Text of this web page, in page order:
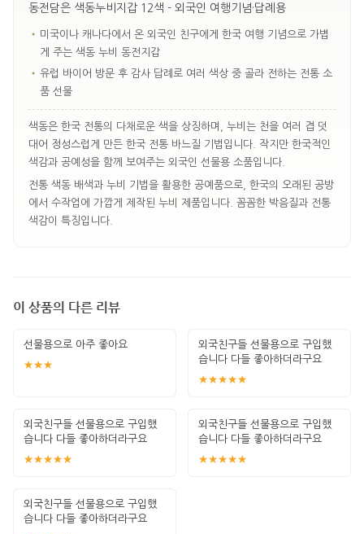
동전담은 색동누비지갑 12색 - 외국인 여행기념·답례용
• 미국이나 캐나다에서 온 외국인 친구에게 한국 여행 기념으로 가볍
게 주는 색동 누비 동전지갑
• 유럽 바이어 방문 후 감사 답례로 여러 색상 중 골라 전하는 전통 소
품 선물
색동은 한국 전통의 다채로운 색을 상징하며, 누비는 천을 여러 겹 덧
대어 정성스럽게 만든 한국 전통 바느질 기법입니다. 작지만 한국적인
색감과 공예성을 함께 보여주는 외국인 선물용 소품입니다.
전통 색동 배색과 누비 기법을 활용한 공예품으로, 한국의 오래된 공방
에서 수작업에 가깝게 제작된 누비 제품입니다. 꼼꼼한 박음질과 전통
색감이 특징입니다.
이 상품의 다른 리뷰
선물용으로 아주 좋아요
★★★
외국친구들 선물용으로 구입했
습니다 다들 좋아하더라구요
★★★★★
외국친구들 선물용으로 구입했
습니다 다들 좋아하더라구요
★★★★★
외국친구들 선물용으로 구입했
습니다 다들 좋아하더라구요
★★★★★
외국친구들 선물용으로 구입했
습니다 다들 좋아하더라구요